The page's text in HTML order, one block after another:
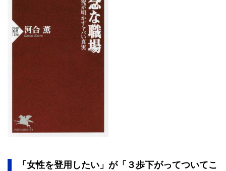
「女性を登用したい」が「３歩下がってついてこ